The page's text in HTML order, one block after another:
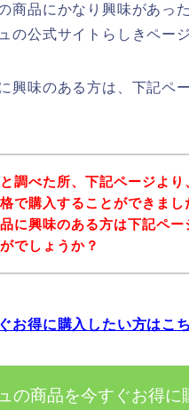
商品にかなり興味があっ
の公式サイトらしきペー
興味のある方は、下記ペ
調べた所、下記ページよ
で購入することができま
に興味のある方は下記ペ
でしょうか？
お得に購入したい方はこ
の商品を今すぐお得に